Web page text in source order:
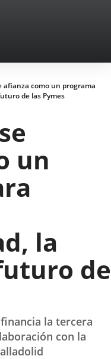
afianza como un programa
de las Pymes
un
la
de
la tercera
con la